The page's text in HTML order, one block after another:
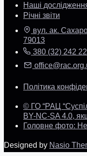
Наші
Річні звіти
вул. ак.
79013
380 (32) 242
Політика
© ГО “РАЦ
BY-NC-SA 4.0,
Головне фото:
Designed by Nasio